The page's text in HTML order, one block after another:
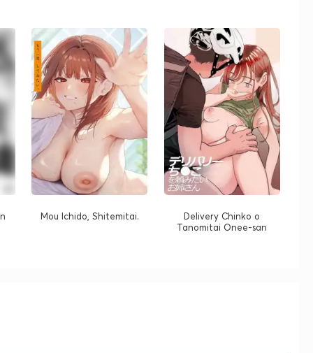
Mou Ichido, Shitemitai.
Delivery Chinko o
Tanomitai Onee-san